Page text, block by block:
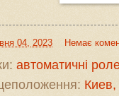
04, 2023 Немає
автоматичні